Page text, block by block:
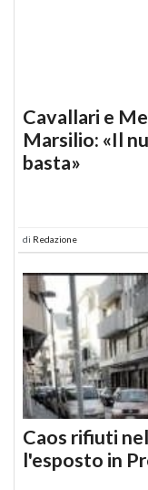
Cavallari e
Marsilio: «Il
basta»
di Redazione
Caos rifiuti
l'esposto in